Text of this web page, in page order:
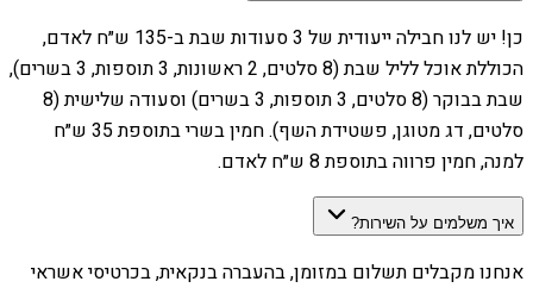
כן! יש לנו חבילה ייעודית של 3 סעודות שבת ב-135 ש״ח לאדם,
הכוללת אוכל לליל שבת (8 סלטים, 2 ראשונות, 3 תוספות, 3 בשרים),
שבת בבוקר (8 סלטים, 3 תוספות, 3 בשרים) וסעודה שלישית (8
סלטים, דג מטוגן, פשטידת השף). חמין בשרי בתוספת 35 ש״ח
למנה, חמין פרווה בתוספת 8 ש״ח לאדם.
איך משלמים על השירות?
אנחנו מקבלים תשלום במזומן, בהעברה בנקאית, בכרטיסי אשראי